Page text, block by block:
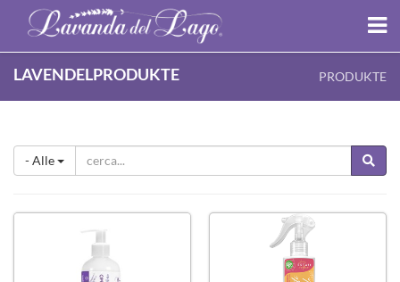
LAVENDELPRODUKTE PRODUKTE
- Alle